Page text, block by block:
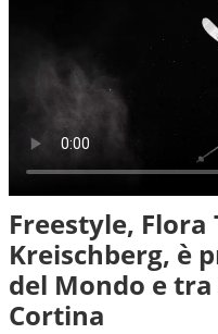
Freestyle,
Kreischberg, è
del Mondo e
Cortina